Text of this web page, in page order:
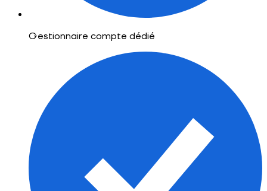
Gestionnaire compte dédié